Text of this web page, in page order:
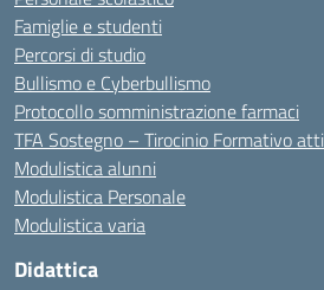
Famiglie e studenti
Percorsi di studio
Bullismo e Cyberbullismo
Protocollo somministrazione farmaci
TFA Sostegno – Tirocinio Formativo
Modulistica alunni
Modulistica Personale
Modulistica varia
Didattica